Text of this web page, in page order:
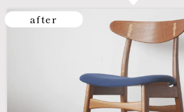
after